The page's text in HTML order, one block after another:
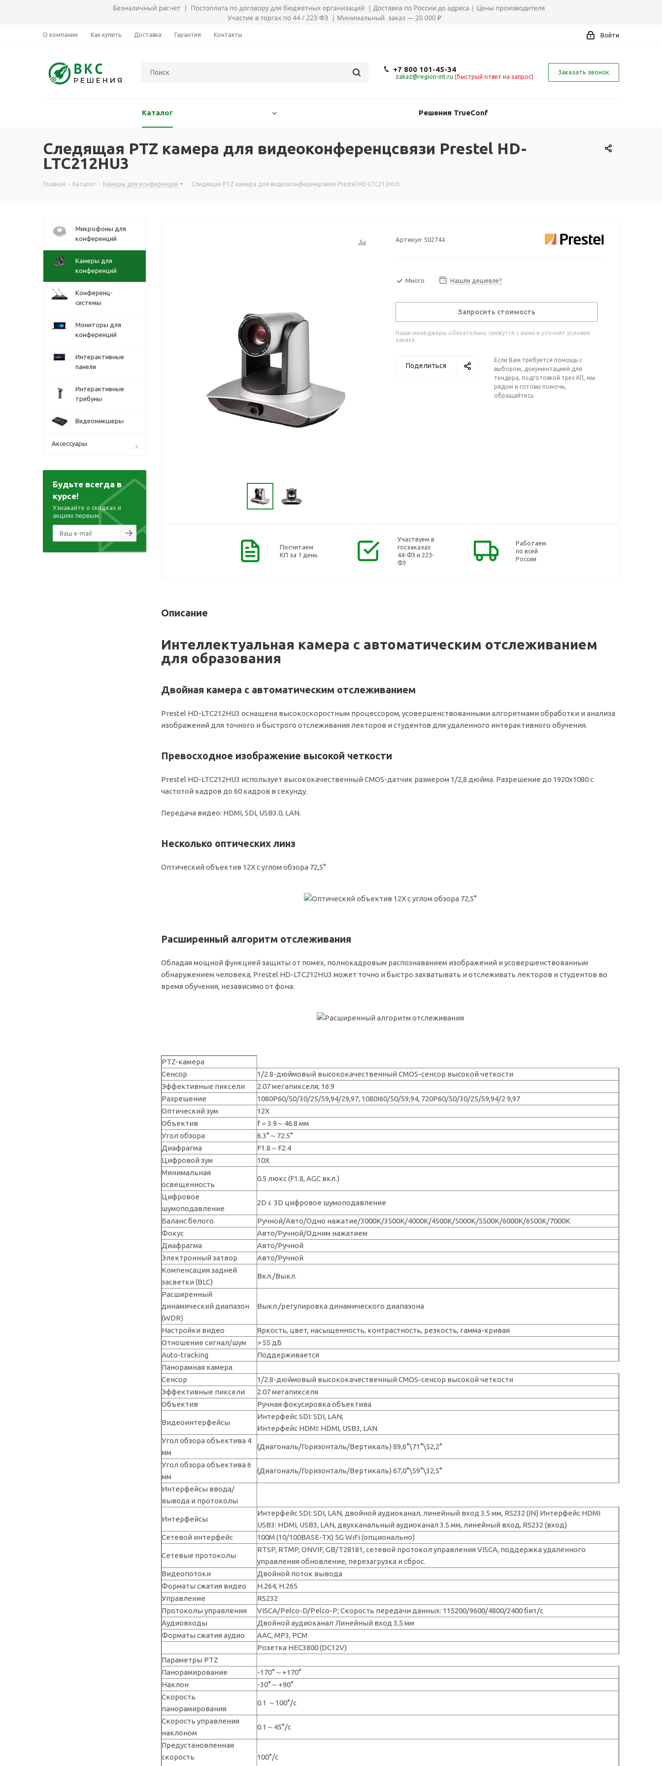
О компании Как купить Доставка Гарантия Контакты Войти
+7 800 101-45-34
zakaz@region-int.ru (быстрый ответ на запрос)
Заказать звонок
Каталог Решения TrueConf
Следящая PTZ камера для видеоконференцсвязи Prestel HD-
LTC212HU3
Главная - Каталог - Камеры для конференций - Следящая PTZ камера для видеоконференцсвязи Prestel HD-LTC212HU3
Артикул: 502744
Много Нашли дешевле?
Запросить стоимость
Наши менеджеры обязательно свяжутся с вами и уточнят условия
заказа
Поделиться
Если Вам требуется помощь с
выбором, документацией для
тендера, подготовкой трех КП, мы
рядом и готовы помочь,
обращайтесь
Посчитаем
КП за 1 день
Участвуем в
госзаказах
44-ФЗ и 223-
ФЗ
Работаем
по всей
России
Описание
Интеллектуальная камера с автоматическим отслеживанием
для образования
Двойная камера с автоматическим отслеживанием
Prestel HD-LTC212HU3 оснащена высокоскоростным процессором, усовершенствованными алгоритмами обработки и анализа
изображений для точного и быстрого отслеживания лекторов и студентов для удаленного интерактивного обучения.
Превосходное изображение высокой четкости
Prestel HD-LTC212HU3 использует высококачественный CMOS-датчик размером 1/2,8 дюйма. Разрешение до 1920x1080 с
частотой кадров до 60 кадров в секунду.
Передача видео: HDMI, SDI, USB3.0, LAN.
Несколько оптических линз
Оптический объектив 12X с углом обзора 72,5°
Расширенный алгоритм отслеживания
Обладая мощной функцией защиты от помех, полнокадровым распознаванием изображений и усовершенствованным
обнаружением человека, Prestel HD-LTC212HU3 может точно и быстро захватывать и отслеживать лекторов и студентов во
время обучения, независимо от фона.
PTZ-камера
Сенсор
1/2.8-дюймовый высококачественный CMOS-сенсор высокой четкости
Эффективные пиксели
2.07 мегапикселя; 16:9
Разрешение
1080P60/50/30/25/59,94/29,97, 1080I60/50/59,94, 720P60/50/30/25/59,94/2 9,97
Оптический зум
12X
Объектив
f＝3.9～46.8 мм
Угол обзора
6.3°～72.5°
Диафрагма
F1.8～F2.4
Цифровой зум
10Х
Минимальная
освещенность
0.5 люкс (F1.8, AGC вкл.)
Цифровое
шумоподавление
2D﹠3D цифровое шумоподавление
Баланс белого
Ручной/Авто/Одно нажатие/3000K/3500K/4000K/4500K/5000K/5500K/6000K/6500K/7000K
Фокус
Авто/Ручной/Одним нажатием
Диафрагма
Авто/Ручной
Электронный затвор
Авто/Ручной
Компенсация задней
засветки (BLC)
Вкл./Выкл.
Расширенный
динамический диапазон
(WDR)
Выкл./регулировка динамического диапазона
Настройки видео
Яркость, цвет, насыщенность, контрастность, резкость, гамма-кривая
Отношение сигнал/шум
> 55 дБ
Auto-tracking
Поддерживается
Панорамная камера
Сенсор
1/2.8-дюймовый высококачественный CMOS-сенсор высокой четкости
Эффективные пиксели
2.07 мегапикселя
Объектив
Ручная фокусировка объектива
Видеоинтерфейсы
Интерфейс SDI: SDI, LAN;
Интерфейс HDMI: HDMI, USB3, LAN
Угол обзора объектива 4
мм
(Диагональ/Горизонталь/Вертикаль) 89,6°\71°\52,2°
Угол обзора объектива 6
мм
(Диагональ/Горизонталь/Вертикаль) 67,0°\59°\32,5°
Интерфейсы ввода/
вывода и протоколы
Интерфейсы
Интерфейс SDI: SDI, LAN, двойной аудиоканал, линейный вход 3.5 мм, RS232 (IN) Интерфейс HDMI
USB3: HDMI, USB3, LAN, двухканальный аудиоканал 3.5 мм, линейный вход, RS232 (вход)
Сетевой интерфейс
100M (10/100BASE-TX) 5G WiFi (опционально)
Сетевые протоколы
RTSP, RTMP, ONVIF, GB/T28181, сетевой протокол управления VISCA, поддержка удаленного
управления обновление, перезагрузка и сброс.
Видеопотоки
Двойной поток вывода
Форматы сжатия видео
H.264, H.265
Управление
RS232
Протоколы управления
VISCA/Pelco-D/Pelco-P; Скорость передачи данных: 115200/9600/4800/2400 бит/с
Аудиовходы
Двойной аудиоканал Линейный вход 3,5 мм
Форматы сжатия аудио
AAC, MP3, PCM
Розетка HEC3800 (DC12V)
Параметры PTZ
Панорамирование
-170°～+170°
Наклон
-30°～+90°
Скорость
панорамирования
0.1 ～100°/с
Скорость управления
наклоном
0.1～45°/с
Предустановленная
скорость
100°/с
Микрофоны для
конференций
Камеры для
конференций
Конференц-
системы
Мониторы для
конференций
Интерактивные
панели
Интерактивные
трибуны
Видеомикшеры
Аксессуары
Будьте всегда в
курсе!
Узнавайте о скидках и
акциях первым